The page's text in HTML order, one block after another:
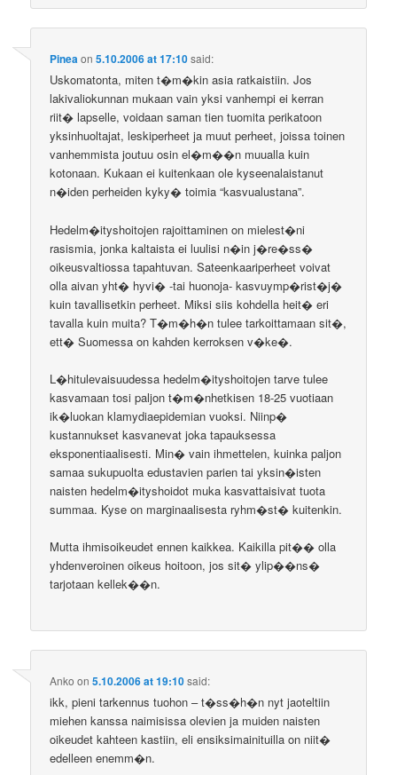
Pineaon5.10.2006 at 17:10said:
Uskomatonta, miten t�m�kin asia ratkaistiin. Jos
lakivaliokunnan mukaan vain yksi vanhempi ei kerran
riit� lapselle, voidaan saman tien tuomita perikatoon
yksinhuoltajat, leskiperheet ja muut perheet, joissa toinen
vanhemmista joutuu osin el�m��n muualla kuin
kotonaan. Kukaan ei kuitenkaan ole kyseenalaistanut
n�iden perheiden kyky� toimia “kasvualustana”.
Hedelm�ityshoitojen rajoittaminen on mielest�ni
rasismia, jonka kaltaista ei luulisi n�in j�re�ss�
oikeusvaltiossa tapahtuvan. Sateenkaariperheet voivat
olla aivan yht� hyvi� -tai huonoja- kasvuymp�rist�j�
kuin tavallisetkin perheet. Miksi siis kohdella heit� eri
tavalla kuin muita? T�m�h�n tulee tarkoittamaan sit�,
ett� Suomessa on kahden kerroksen v�ke�.
L�hitulevaisuudessa hedelm�ityshoitojen tarve tulee
kasvamaan tosi paljon t�m�nhetkisen 18-25 vuotiaan
ik�luokan klamydiaepidemian vuoksi. Niinp�
kustannukset kasvanevat joka tapauksessa
eksponentiaalisesti. Min� vain ihmettelen, kuinka paljon
samaa sukupuolta edustavien parien tai yksin�isten
naisten hedelm�ityshoidot muka kasvattaisivat tuota
summaa. Kyse on marginaalisesta ryhm�st� kuitenkin.
Mutta ihmisoikeudet ennen kaikkea. Kaikilla pit�� olla
yhdenveroinen oikeus hoitoon, jos sit� ylip��ns�
tarjotaan kellek��n.
Anko on5.10.2006 at 19:10said:
ikk, pieni tarkennus tuohon – t�ss�h�n nyt jaoteltiin
miehen kanssa naimisissa olevien ja muiden naisten
oikeudet kahteen kastiin, eli ensiksimainituilla on niit�
edelleen enemm�n.